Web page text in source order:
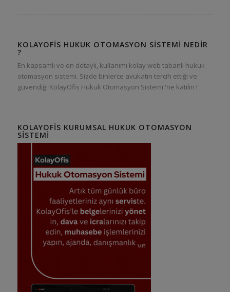
KOLAYOFIS HUKUK OTOMASYON SISTEMI NEDIR
?
En kapsamlı ve en detaylı, kullanımı kolay web tabanlı hukuk
otomasyon sistemi. Sizde binlerce avukatın tercih ettiği ve
güvendiği KolayOfis Hukuk Otomasyon Sistemi 'ne katılın !
KOLAYOFIS KURUMSAL HUKUK OTOMASYON
SISTEMI